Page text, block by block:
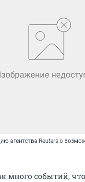
агентства Reuters о
много событий,